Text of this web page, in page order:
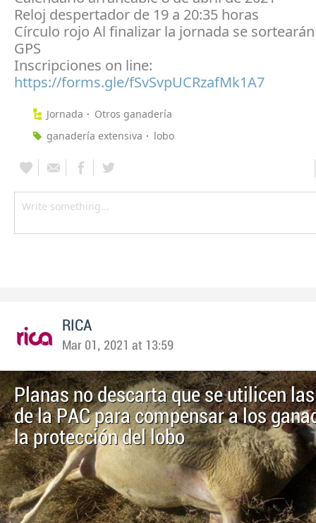
Reloj despertador de 19 a 20:35 horas
Círculo rojo Al finalizar la jornada se
GPS
Inscripciones on line:
https://forms.gle/fSvSvpUCRzafMk1A7
Jornada
Otros ganadería
ganadería extensiva
lobo
RICA
Mar 01, 2021 at 13:59
Planas no descarta que se utilicen
de la PAC para compensar a los
la protección del lobo